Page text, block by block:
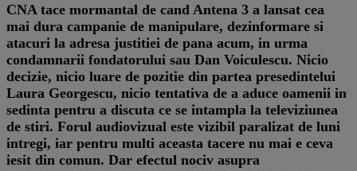
CNA tace mormantal de cand Antena 3 a lansat cea
mai dura campanie de manipulare, dezinformare si
atacuri la adresa justitiei de pana acum, in urma
condamnarii fondatorului sau Dan Voiculescu. Nicio
decizie, nicio luare de pozitie din partea presedintelui
Laura Georgescu, nicio tentativa de a aduce oamenii in
sedinta pentru a discuta ce se intampla la televiziunea
de stiri. Forul audiovizual este vizibil paralizat de luni
intregi, iar pentru multi aceasta tacere nu mai e ceva
iesit din comun. Dar efectul nociv asupra